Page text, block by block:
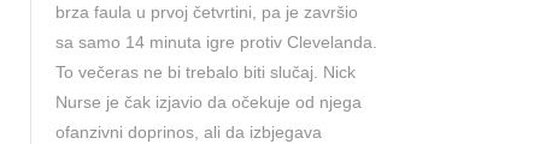
brza faula u prvoj četvrtini, pa je završio
sa samo 14 minuta igre protiv Clevelanda.
To večeras ne bi trebalo biti slučaj. Nick
Nurse je čak izjavio da očekuje od njega
ofanzivni doprinos, ali da izbjegava